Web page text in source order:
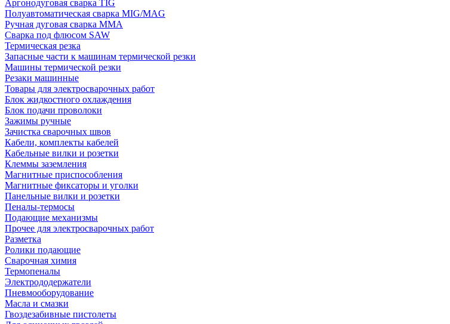
Аргонодуговая сварка TIG
Полуавтоматическая сварка MIG/MAG
Ручная дуговая сварка MMA
Сварка под флюсом SAW
Термическая резка
Запасные части к машинам термической резки
Машины термической резки
Резаки машинные
Товары для электросварочных работ
Блок жидкостного охлаждения
Блок подачи проволоки
Зажимы ручные
Зачистка сварочных швов
Кабели, комплекты кабелей
Кабельные вилки и розетки
Клеммы заземления
Магнитные приспособления
Магнитные фиксаторы и уголки
Панельные вилки и розетки
Пеналы-термосы
Подающие механизмы
Прочее для электросварочных работ
Разметка
Ролики подающие
Сварочная химия
Термопеналы
Электрододержатели
Пневмооборудование
Масла и смазки
Гвоздезабивные пистолеты